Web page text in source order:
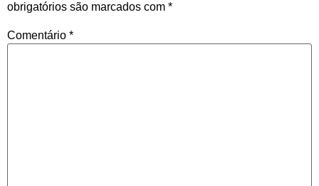
obrigatórios são marcados com *
Comentário *